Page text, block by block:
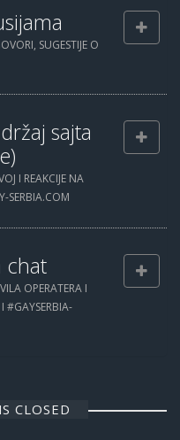
SUGESTIJE O
sajta
I REAKCIJE NA
SERBIA.COM
chat
OPERATERA I
#GAYSERBIA-
CLOSED